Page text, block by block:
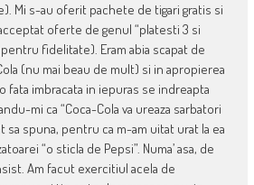
Mi s-au oferit pachete de tigari gratis si
oferte de genul “platesti 3 si
fidelitate). Eram abia scapat de
(nu mai beau de mult) si in apropierea
fata imbracata in iepuras se indreapta
mi ca “Coca-Cola va ureaza sarbatori
sa spuna, pentru ca m-am uitat urat la ea
“o sticla de Pepsi”. Numa’ asa, de
Am facut exercitiul acela de